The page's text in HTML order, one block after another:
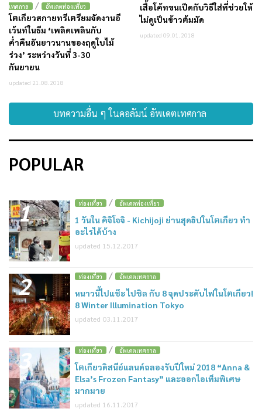
เทศกาล / อัพเดตท่องเที่ยว
โตเกียวสกายทรีเตรียมจัดงานอี
เว้นท์ในธีม ‘เพลิดเพลินกับ
ค่ำคืนอันยาวนานของฤดูใบไม้
ร่วง’ ระหว่างวันที่ 3-30
กันยายน
updated 21.08.2018
เสื้อโค้ทขนเป็ดกับวิธีใส่ที่ช่วยให้
ไม่ดูเป็นข้าวต้มมัด
updated 09.01.2018
บทความอื่น ๆ ในคอลัมน์ อัพเดตเทศกาล
POPULAR
1 ท่องเที่ยว / อัพเดตท่องเที่ยว
1 วันใน คิจิโจจิ - Kichijoji ย่านสุดฮิปในโตเกียว ทำ
อะไรได้บ้าง
updated 15.12.2017
2 ท่องเที่ยว / อัพเดตเทศกาล
หนาวนี้ไปแช๊ะ ไปชิล กับ 8 จุดประดับไฟในโตเกียว!
8 Winter Illumination Tokyo
updated 03.11.2017
3 ท่องเที่ยว / อัพเดตเทศกาล
โตเกียวดิสนีย์แลนด์ฉลองรับปีใหม่ 2018 “Anna &
Elsa’s Frozen Fantasy” และออกไอเท็มพิเศษ
มากมาย
updated 16.11.2017